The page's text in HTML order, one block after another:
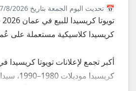
📅 تحديث اليوم الجمعة بتاريخ 7/8/2026
كريسيدا كلاسيكية مستعملة على
أكبر تجمع لإعلانات تويوتا
كريسيدا